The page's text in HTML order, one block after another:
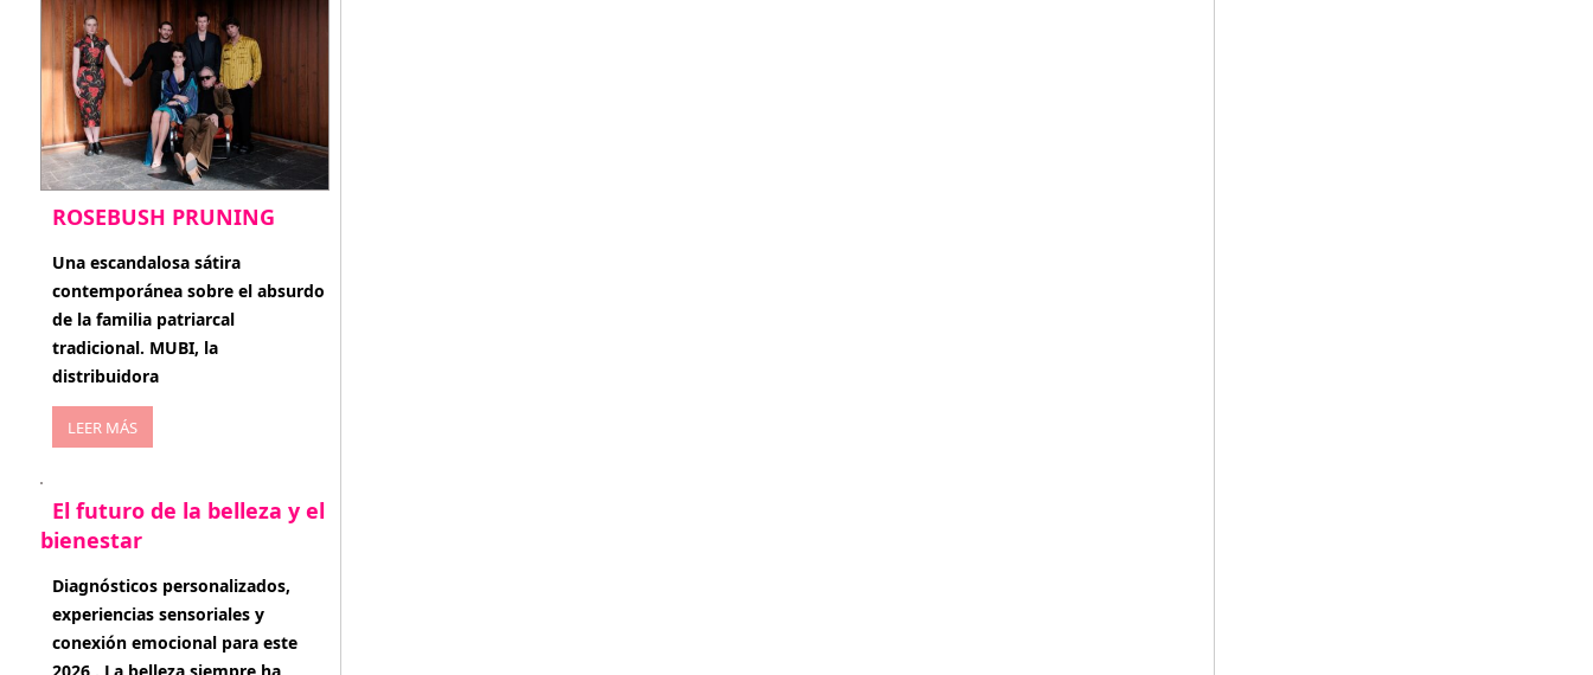
ROSEBUSH PRUNING
enero 20, 2026
Una escandalosa sátira
contemporánea sobre el absurdo
de la familia patriarcal
tradicional. MUBI, la
distribuidora
LEER MÁS
El futuro de la belleza y el
bienestar
enero 15, 2026
Diagnósticos personalizados,
experiencias sensoriales y
conexión emocional para este